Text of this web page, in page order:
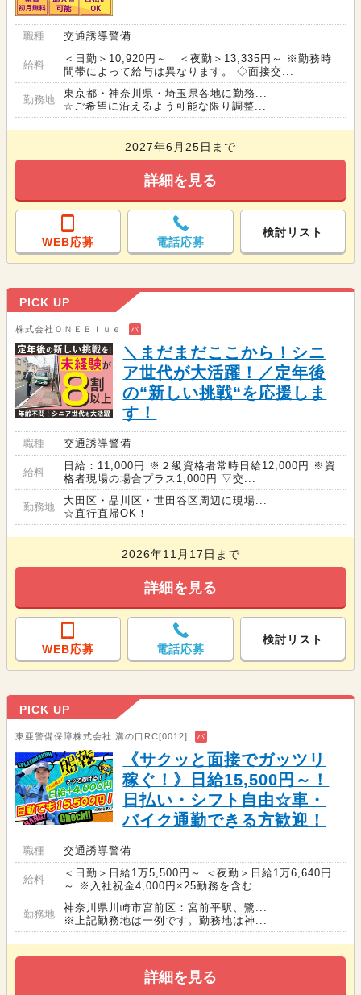
職種 交通誘導警備
給料
＜日勤＞10,920円～ ＜夜勤＞13,335円～ ※勤務時
間帯によって給与は異なります。 ◇面接交...
勤務地
東京都・神奈川県・埼玉県各地に勤務...
☆ご希望に沿えるよう可能な限り調整...
2027年6月25日まで
詳細を見る
WEB応募 電話応募
検討リスト
PICK UP
株式会社ＯＮＥＢｌｕｅ バ
＼まだまだここから！シニ
ア世代が大活躍！／定年後
の“新しい挑戦“を応援しま
す！
職種 交通誘導警備
給料
日給：11,000円 ※２級資格者常時日給12,000円 ※資
格者現場の場合プラス1,000円 ▽交...
勤務地
大田区・品川区・世田谷区周辺に現場...
☆直行直帰OK！
2026年11月17日まで
詳細を見る
WEB応募 電話応募
検討リスト
PICK UP
東亜警備保障株式会社 溝の口RC[0012] バ
《サクッと面接でガッツリ
稼ぐ！》日給15,500円～！
日払い・シフト自由☆車・
バイク通勤できる方歓迎！
職種 交通誘導警備
給料
＜日勤＞日給1万5,500円～ ＜夜勤＞日給1万6,640円
～ ※入社祝金4,000円×25勤務を含む...
勤務地
神奈川県川崎市宮前区：宮前平駅、鷺...
※上記勤務地は一例です。勤務地は神...
詳細を見る